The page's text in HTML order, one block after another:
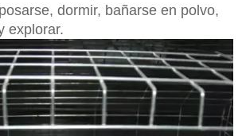
dormir, bañarse en polvo,
explorar.